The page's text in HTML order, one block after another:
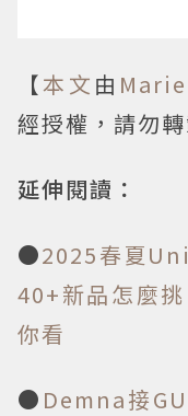
【本文 由
經授權，請勿轉
延伸閱讀：
●2025春夏
40+新品怎麼
你看
● Demna接